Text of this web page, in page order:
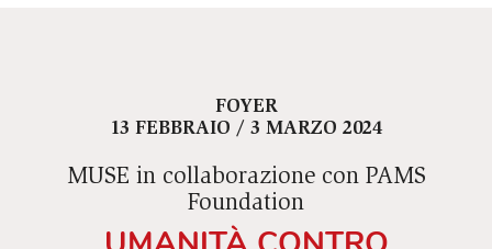
FOYER
13 FEBBRAIO / 3 MARZO 2024
MUSE in collaborazione con PAMS
Foundation